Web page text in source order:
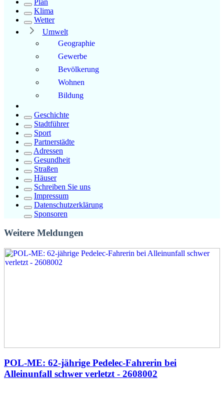
Klima
Wetter
Umwelt
Geographie
Gewerbe
Bevölkerung
Wohnen
Bildung
Geschichte
Stadtführer
Sport
Partnerstädte
Adressen
Gesundheit
Straßen
Häuser
Schreiben Sie uns
Impressum
Datenschutzerklärung
Sponsoren
Weitere Meldungen
POL-ME: 62-jährige Pedelec-Fahrerin bei
Alleinunfall schwer verletzt - 2608002